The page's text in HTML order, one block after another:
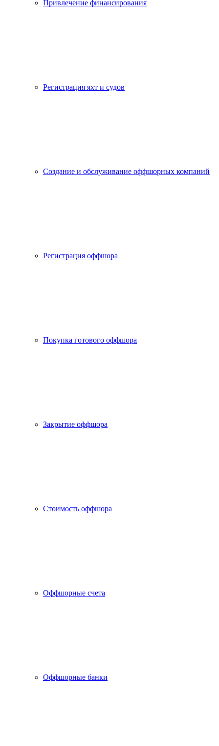
Привлечение финансирования
Регистрация яхт и судов
Создание и обслуживание оффшорных компаний
Регистрация оффшора
Покупка готового оффшора
Закрытие оффшора
Стоимость оффшора
Оффшорные счета
Оффшорные банки